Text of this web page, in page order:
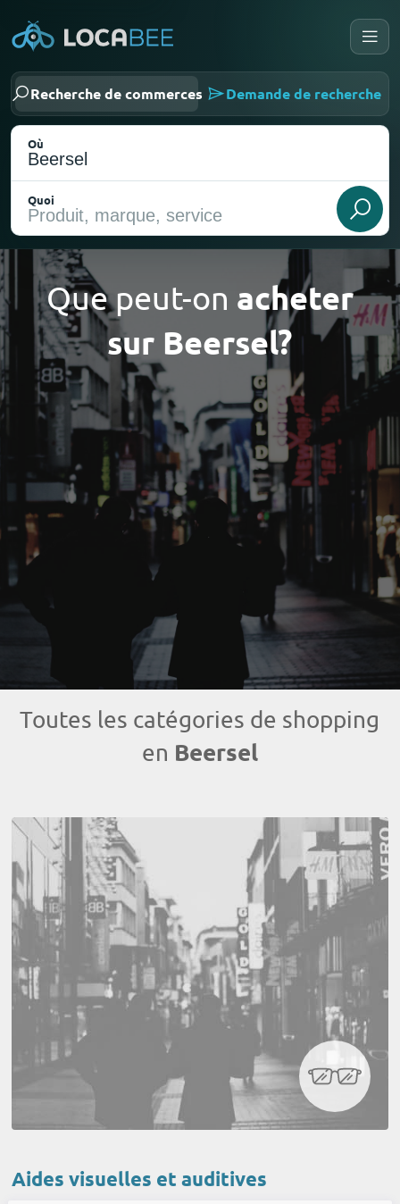
Recherche de commerces Demande de recherche
Où
Quoi
Choisir ma localisation
Que peut-on acheter
sur Beersel?
Toutes les catégories de shopping
en Beersel
Aides visuelles et auditives